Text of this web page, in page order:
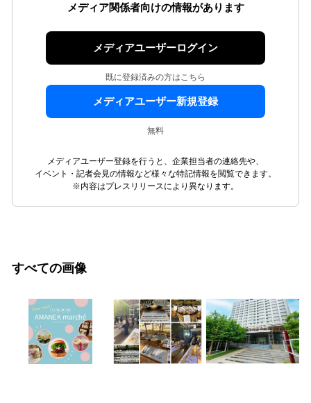
メディア関係者向けの情報があります
メディアユーザーログイン
既に登録済みの方はこちら
メディアユーザー新規登録
無料
メディアユーザー登録を行うと、企業担当者の連絡先や、
イベント・記者会見の情報など様々な特記情報を閲覧できます。
※内容はプレスリリースにより異なります。
すべての画像